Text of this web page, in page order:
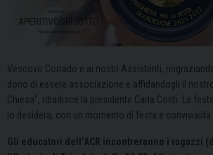
Vescovo Corrado e ai nostri Assistenti,
dono di essere associazione e affidandogli il
Chiesa”, ribadisce la presidente Carla Conti. La
lo desidera, con un momento di festa e convivialità.
Gli educatori dell’ACR incontreranno i ragazzi